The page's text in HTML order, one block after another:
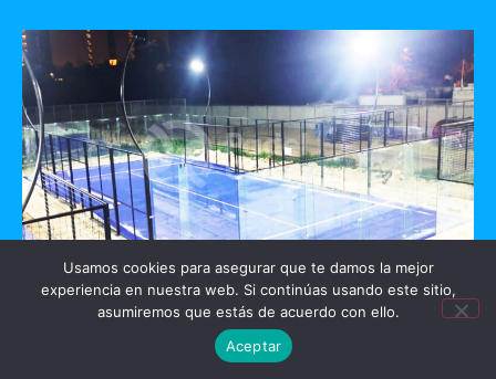
GO PADEL
Usamos cookies para asegurar que te damos la mejor
experiencia en nuestra web. Si continúas usando este sitio,
asumiremos que estás de acuerdo con ello.
Aceptar